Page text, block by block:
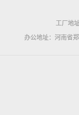
工厂地
办公地址：河南省